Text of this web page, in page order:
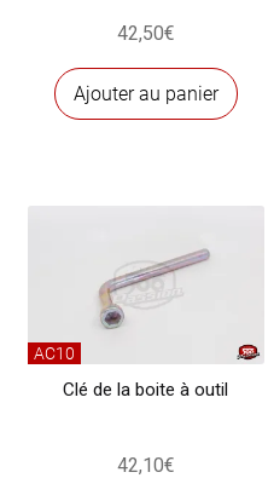
42,50€
Ajouter au panier
AC10
Clé de la boite à outil
42,10€